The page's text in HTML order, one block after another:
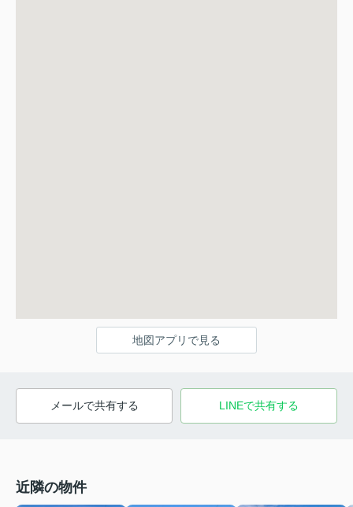
地図アプリで見る
メールで共有する LINEで共有する
近隣の物件